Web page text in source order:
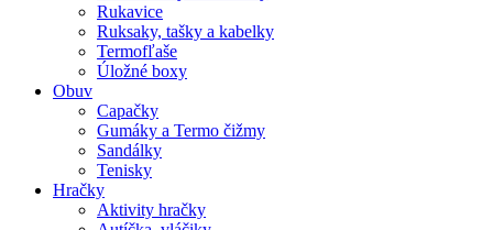
Rukavice
Ruksaky, tašky a kabelky
Termofľaše
Úložné boxy
Obuv
Capačky
Gumáky a Termo čižmy
Sandálky
Tenisky
Hračky
Aktivity hračky